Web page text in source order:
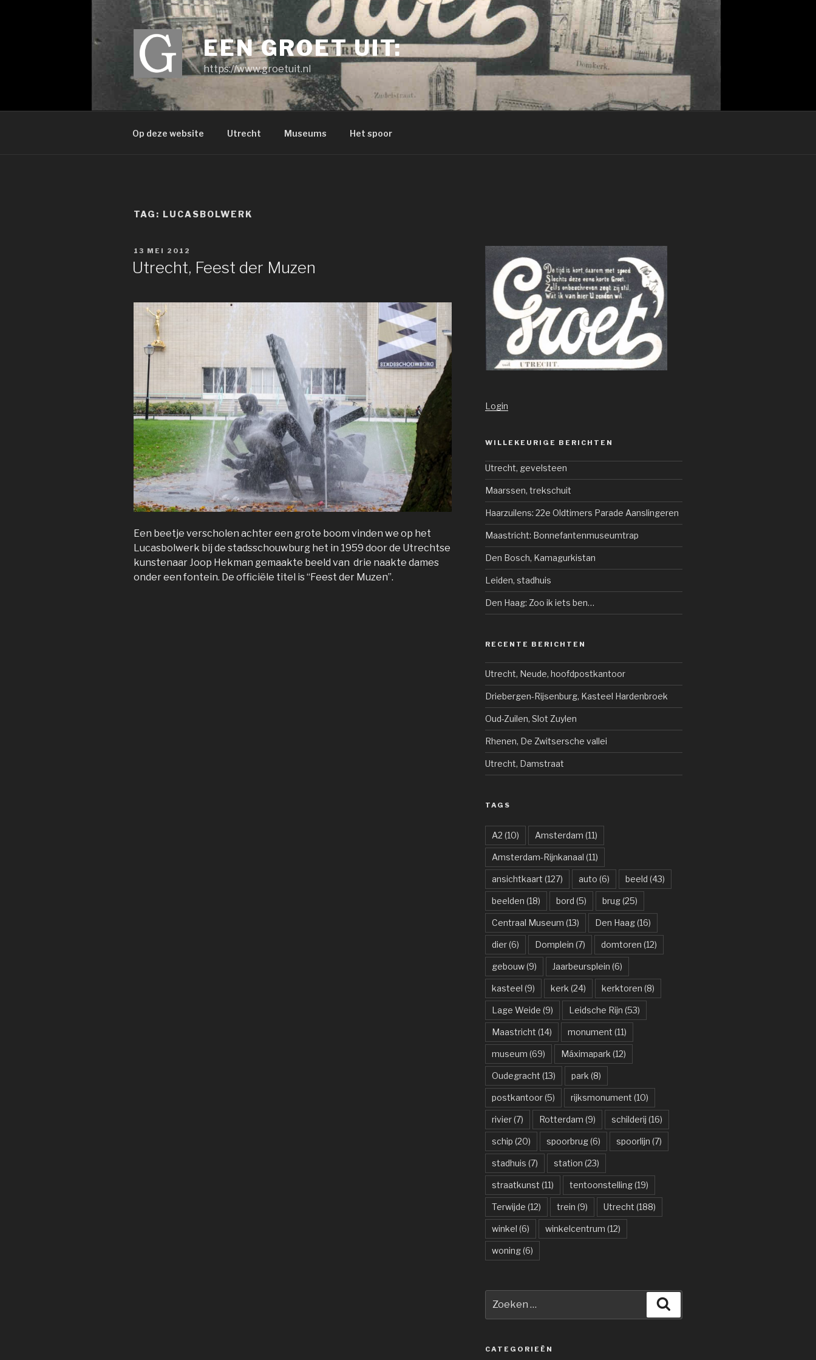
EEN GROET UIT:
https://www.groetuit.nl
Op deze website Utrecht Museums Het spoor
TAG: LUCASBOLWERK
GEPLAATST
13 MEI 2012
Utrecht, Feest der Muzen
Een beetje verscholen achter een grote boom vinden we op het
Lucasbolwerk bij de stadsschouwburg het in 1959 door de Utrechtse
kunstenaar Joop Hekman gemaakte beeld van drie naakte dames
onder een fontein. De officiële titel is “Feest der Muzen”.
Login
WILLEKEURIGE BERICHTEN
Utrecht, gevelsteen
Maarssen, trekschuit
Haarzuilens: 22e Oldtimers Parade Aanslingeren
Maastricht: Bonnefantenmuseumtrap
Den Bosch, Kamagurkistan
Leiden, stadhuis
Den Haag: Zoo ik iets ben…
RECENTE BERICHTEN
Utrecht, Neude, hoofdpostkantoor
Driebergen-Rijsenburg, Kasteel Hardenbroek
Oud-Zuilen, Slot Zuylen
Rhenen, De Zwitsersche vallei
Utrecht, Damstraat
TAGS
A2 (10) Amsterdam (11)
Amsterdam-Rijnkanaal (11)
ansichtkaart (127) auto (6) beeld (43)
beelden (18) bord (5) brug(25)
Centraal Museum (13) Den Haag(16)
dier(6) Domplein (7) domtoren (12)
gebouw(9) Jaarbeursplein (6)
kasteel (9) kerk (24) kerktoren (8)
Lage Weide (9) Leidsche Rijn (53)
Maastricht (14) monument (11)
museum (69) Máximapark (12)
Oudegracht (13) park (8)
postkantoor(5) rijksmonument (10)
rivier(7) Rotterdam (9) schilderij (16)
schip (20) spoorbrug(6) spoorlijn (7)
stadhuis (7) station (23)
straatkunst (11) tentoonstelling(19)
Terwijde (12) trein (9) Utrecht (188)
winkel (6) winkelcentrum (12)
woning(6)
naar:
CATEGORIEËN